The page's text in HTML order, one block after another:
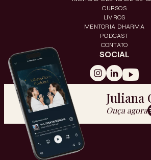
CURSOS
LIVROS
MENTORIA DHARMA
PODCAST
CONTATO
SOCIAL
Juliana
Ouça agora